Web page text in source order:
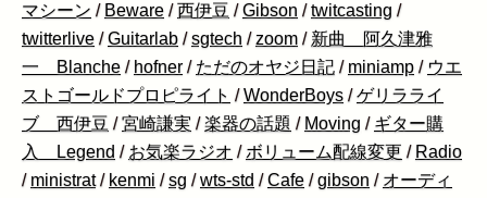
マシーン / Beware /西伊豆 /Gibson /twitcasting /
twitterlive /Guitarlab /sgtech /zoom / 新曲 阿久津雅
一 Blanche / hofner / ただのオヤジ日記 / miniamp / ウエ
ストゴールドプロピライト /WonderBoys /ゲリラライ
ブ 西伊豆 /宮崎謙実 /楽器の話題 / Moving / ギター購
入 Legend / お気楽ラジオ / ボリューム配線変更 / Radio
/ ministrat / kenmi /sg /wts-std /Cafe /gibson / オーディ